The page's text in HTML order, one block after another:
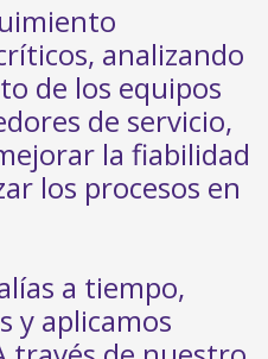
analizando
de los equipos
de servicio,
la fiabilidad
los procesos en
a tiempo,
y aplicamos